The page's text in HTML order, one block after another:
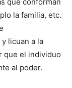
la familia, etc.
licuan a la
que el individuo
al poder.